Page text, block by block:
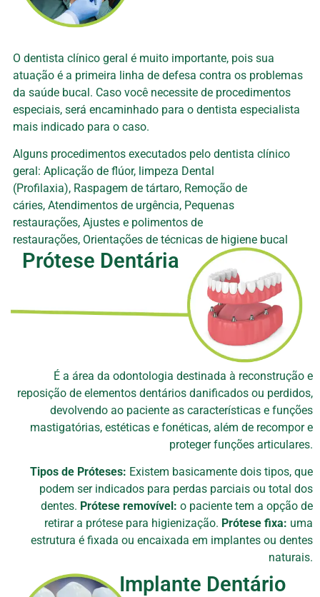
O dentista clínico geral é muito importante, pois sua
atuação é a primeira linha de defesa contra os problemas
da saúde bucal. Caso você necessite de procedimentos
especiais, será encaminhado para o dentista especialista
mais indicado para o caso.
Alguns procedimentos executados pelo dentista clínico
geral: Aplicação de flúor, limpeza Dental
(Profilaxia), Raspagem de tártaro, Remoção de
cáries, Atendimentos de urgência, Pequenas
restaurações, Ajustes e polimentos de
restaurações, Orientações de técnicas de higiene bucal
É a área da odontologia destinada à reconstrução e
reposição de elementos dentários danificados ou perdidos,
devolvendo ao paciente as características e funções
mastigatórias, estéticas e fonéticas, além de recompor e
proteger funções articulares.
Tipos de Próteses: Existem basicamente dois tipos, que
podem ser indicados para perdas parciais ou total dos
dentes. Prótese removível: o paciente tem a opção de
retirar a prótese para higienização. Prótese fixa: uma
estrutura é fixada ou encaixada em implantes ou dentes
naturais.
Prótese Dentária
Implante Dentário